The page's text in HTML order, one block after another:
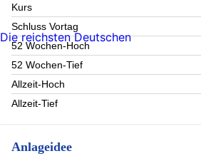
Kurs
Schluss Vortag
52 Wochen-Hoch
52 Wochen-Tief
Allzeit-Hoch
Allzeit-Tief
Anlageidee
Die reichsten Deutschen